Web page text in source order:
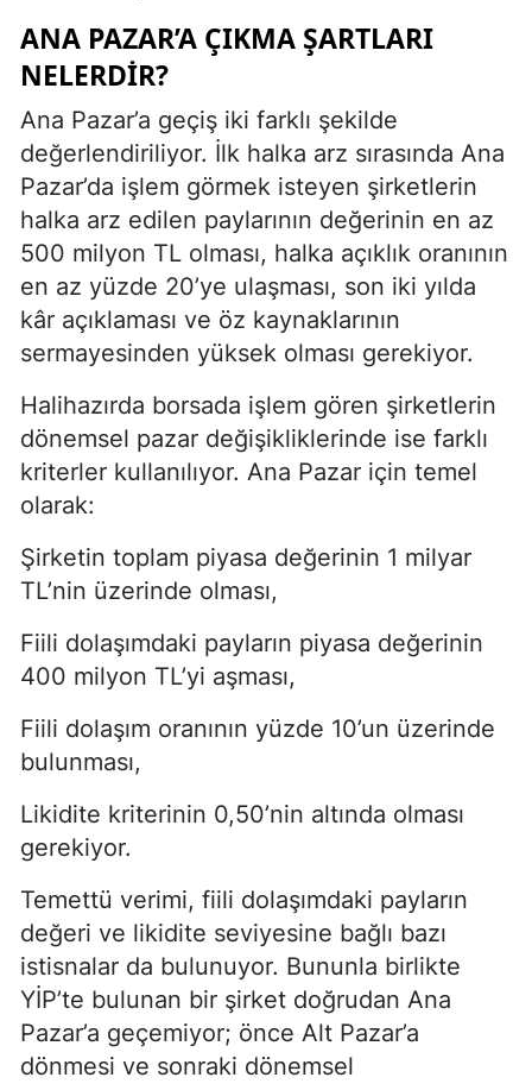
ANA PAZAR’A ÇIKMA ŞARTLARI
NELERDIR?
Ana Pazar’a geçiş iki farklı şekilde
değerlendiriliyor. İlk halka arz sırasında Ana
Pazar’da işlem görmek isteyen şirketlerin
halka arz edilen paylarının değerinin en az
500 milyon TL olması, halka açıklık oranının
en az yüzde 20’ye ulaşması, son iki yılda
kâr açıklaması ve öz kaynaklarının
sermayesinden yüksek olması gerekiyor.
Halihazırda borsada işlem gören şirketlerin
dönemsel pazar değişikliklerinde ise farklı
kriterler kullanılıyor. Ana Pazar için temel
olarak:
Şirketin toplam piyasa değerinin 1 milyar
TL’nin üzerinde olması,
Fiili dolaşımdaki payların piyasa değerinin
400 milyon TL’yi aşması,
Fiili dolaşım oranının yüzde 10’un üzerinde
bulunması,
Likidite kriterinin 0,50’nin altında olması
gerekiyor.
Temettü verimi, fiili dolaşımdaki payların
değeri ve likidite seviyesine bağlı bazı
istisnalar da bulunuyor. Bununla birlikte
YİP’te bulunan bir şirket doğrudan Ana
Pazar’a geçemiyor; önce Alt Pazar’a
dönmesi ve sonraki dönemsel